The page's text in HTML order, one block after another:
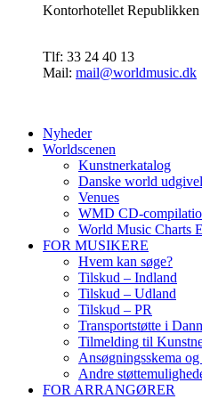
Kontorhotellet
Tlf: 33 24 40 13
Mail: mail@worldmusic.dk
Nyheder
Worldscenen
Kunstnerkatalog
Danske world
Venues
WMD CD-
World Music Charts
FOR MUSIKERE
Hvem kan søge?
Tilskud – Indland
Tilskud – Udland
Tilskud – PR
Transportstøtte i
Tilmelding til
Ansøgningsskema
Andre
FOR ARRANGØRER